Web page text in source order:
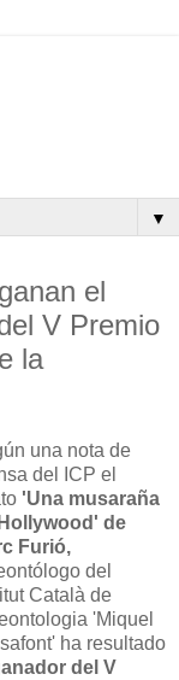
▼
el
V Premio
la
una nota de
del ICP el
'Una musaraña
de
Furió,
del
Català de
'Miquel
ha resultado
del V